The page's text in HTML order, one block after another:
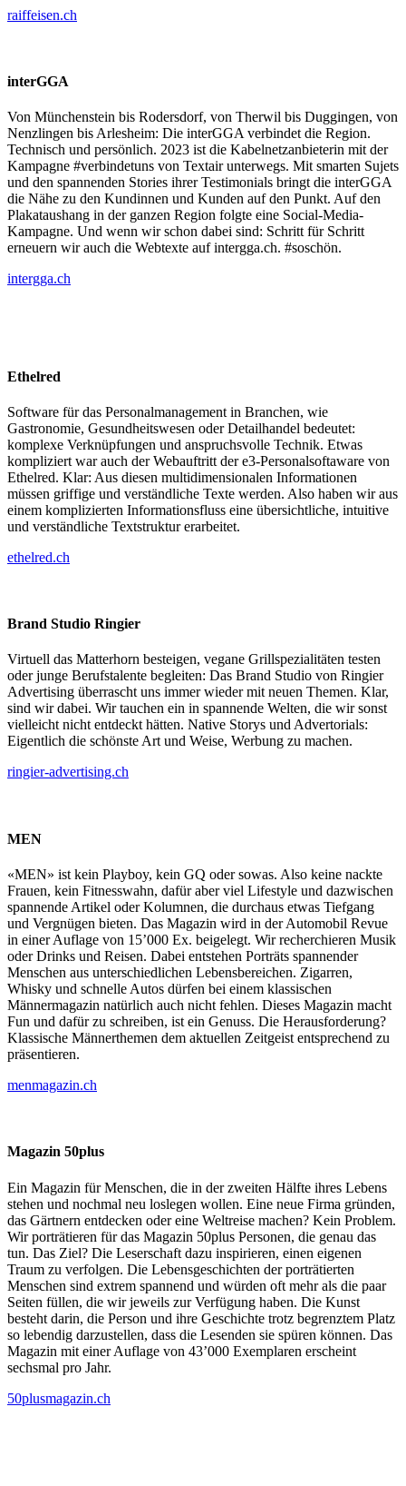
raiffeisen.ch
interGGA
Von Münchenstein bis Rodersdorf, von Therwil bis Duggingen, von
Nenzlingen bis Arlesheim: Die interGGA verbindet die Region.
Technisch und persönlich. 2023 ist die Kabelnetzanbieterin mit der
Kampagne #verbindetuns von Textair unterwegs. Mit smarten Sujets
und den spannenden Stories ihrer Testimonials bringt die interGGA
die Nähe zu den Kundinnen und Kunden auf den Punkt. Auf den
Plakataushang in der ganzen Region folgte eine Social-Media-
Kampagne. Und wenn wir schon dabei sind: Schritt für Schritt
erneuern wir auch die Webtexte auf intergga.ch. #soschön.
intergga.ch
Ethelred
Software für das Personalmanagement in Branchen, wie
Gastronomie, Gesundheitswesen oder Detailhandel bedeutet:
komplexe Verknüpfungen und anspruchsvolle Technik. Etwas
kompliziert war auch der Webauftritt der e3-Personalsoftaware von
Ethelred. Klar: Aus diesen multidimensionalen Informationen
müssen griffige und verständliche Texte werden. Also haben wir aus
einem komplizierten Informationsfluss eine übersichtliche, intuitive
und verständliche Textstruktur erarbeitet.
ethelred.ch
Brand Studio Ringier
Virtuell das Matterhorn besteigen, vegane Grillspezialitäten testen
oder junge Berufstalente begleiten: Das Brand Studio von Ringier
Advertising überrascht uns immer wieder mit neuen Themen. Klar,
sind wir dabei. Wir tauchen ein in spannende Welten, die wir sonst
vielleicht nicht entdeckt hätten. Native Storys und Advertorials:
Eigentlich die schönste Art und Weise, Werbung zu machen.
ringier-advertising.ch
MEN
«MEN» ist kein Playboy, kein GQ oder sowas. Also keine nackte
Frauen, kein Fitnesswahn, dafür aber viel Lifestyle und dazwischen
spannende Artikel oder Kolumnen, die durchaus etwas Tiefgang
und Vergnügen bieten. Das Magazin wird in der Automobil Revue
in einer Auflage von 15’000 Ex. beigelegt. Wir recherchieren Musik
oder Drinks und Reisen. Dabei entstehen Porträts spannender
Menschen aus unterschiedlichen Lebensbereichen. Zigarren,
Whisky und schnelle Autos dürfen bei einem klassischen
Männermagazin natürlich auch nicht fehlen. Dieses Magazin macht
Fun und dafür zu schreiben, ist ein Genuss. Die Herausforderung?
Klassische Männerthemen dem aktuellen Zeitgeist entsprechend zu
präsentieren.
menmagazin.ch
Magazin 50plus
Ein Magazin für Menschen, die in der zweiten Hälfte ihres Lebens
stehen und nochmal neu loslegen wollen. Eine neue Firma gründen,
das Gärtnern entdecken oder eine Weltreise machen? Kein Problem.
Wir porträtieren für das Magazin 50plus Personen, die genau das
tun. Das Ziel? Die Leserschaft dazu inspirieren, einen eigenen
Traum zu verfolgen. Die Lebensgeschichten der porträtierten
Menschen sind extrem spannend und würden oft mehr als die paar
Seiten füllen, die wir jeweils zur Verfügung haben. Die Kunst
besteht darin, die Person und ihre Geschichte trotz begrenztem Platz
so lebendig darzustellen, dass die Lesenden sie spüren können. Das
Magazin mit einer Auflage von 43’000 Exemplaren erscheint
sechsmal pro Jahr.
50plusmagazin.ch